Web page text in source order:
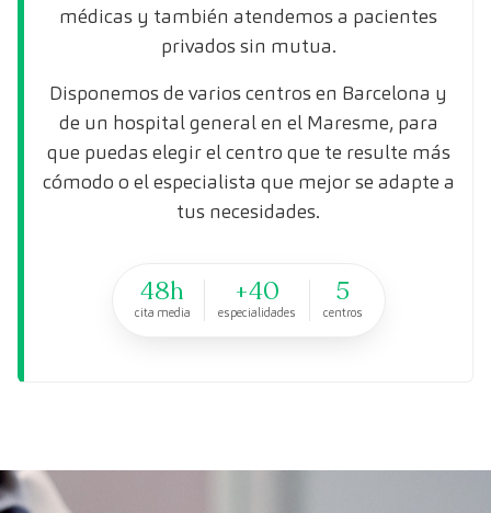
médicas y también atendemos a pacientes
privados sin mutua.
Disponemos de varios centros en Barcelona y
de un hospital general en el Maresme, para
que puedas elegir el centro que te resulte más
cómodo o el especialista que mejor se adapte a
tus necesidades.
48h
cita media
+40
especialidades
5
centros